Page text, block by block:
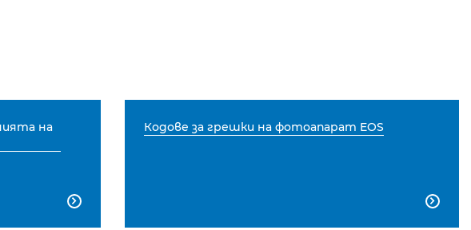
на

Кодове за грешки на фотоапарат EOS
